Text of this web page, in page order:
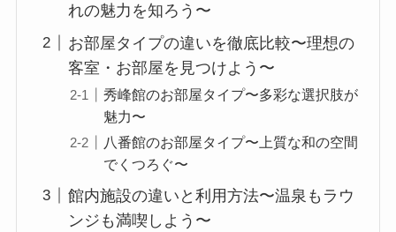
れの魅力を知ろう〜
お部屋タイプの違いを徹底比較〜理想の
客室・お部屋を見つけよう〜
秀峰館のお部屋タイプ〜多彩な選択肢が
魅力〜
八番館のお部屋タイプ〜上質な和の空間
でくつろぐ〜
館内施設の違いと利用方法〜温泉もラウ
ンジも満喫しよう〜